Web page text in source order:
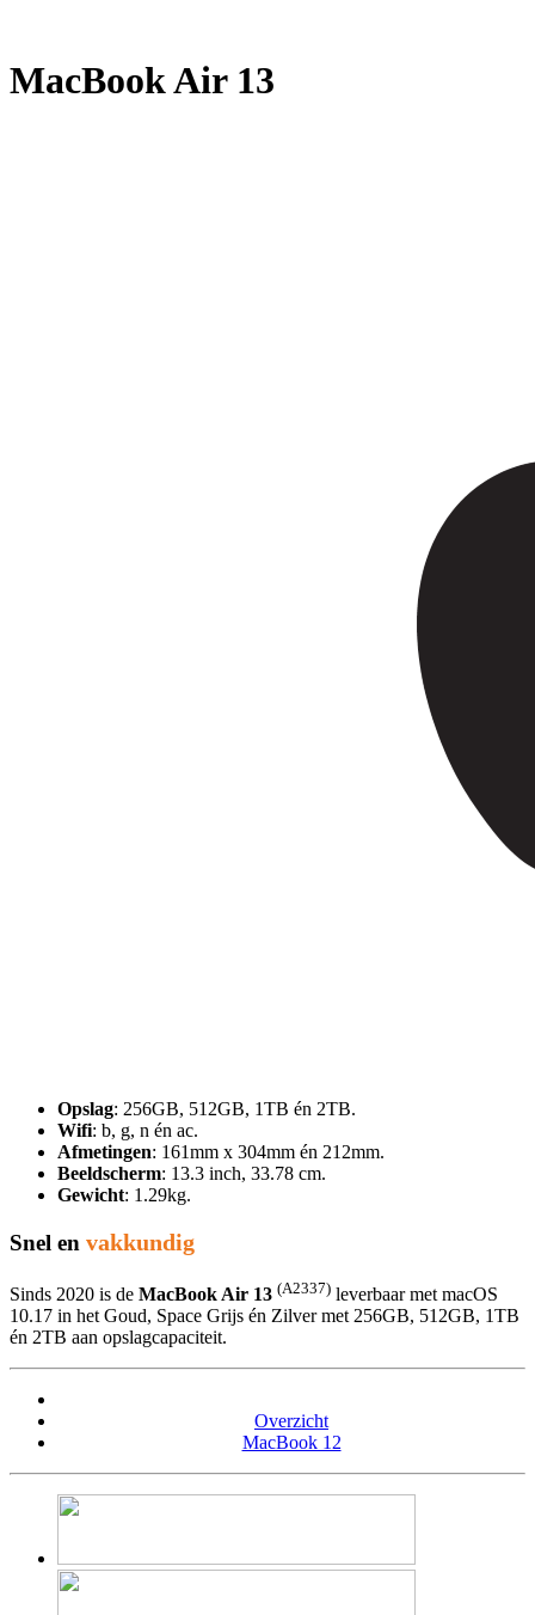
MacBook Air 13
Opslag: 256GB, 512GB, 1TB én 2TB.
Wifi: b, g, n én ac.
Afmetingen: 161mm x 304mm én 212mm.
Beeldscherm: 13.3 inch, 33.78 cm.
Gewicht: 1.29kg.
Snel en vakkundig
Sinds 2020 is de MacBook Air 13 (A2337) leverbaar met macOS
10.17 in het Goud, Space Grijs én Zilver met 256GB, 512GB, 1TB
én 2TB aan opslagcapaciteit.
Overzicht
MacBook 12